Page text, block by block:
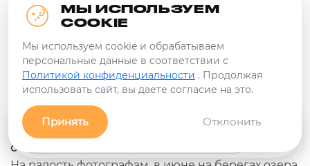
минеральной воды. Здесь находится более 30
источников, из которых набирают воду и
доставляют ее в Сухум, на завод по розливу
минеральных вод.
Мы же с вами попробуем воду прямо из
источника и совершим треккингк изумрудному
озеру Мзы.
Оно расположено на хребте Ацытаку,
на высоте 2050 м.
около 100 метров!
Заявка
МЫ ИСПОЛЬЗУЕМ
COOKIE
Мы используем cookie и обрабатываем
персональные данные в соответствии с
Политикой конфиденциальности . Продолжая
использовать сайт, вы даете согласие на это.
Принять Отклонить